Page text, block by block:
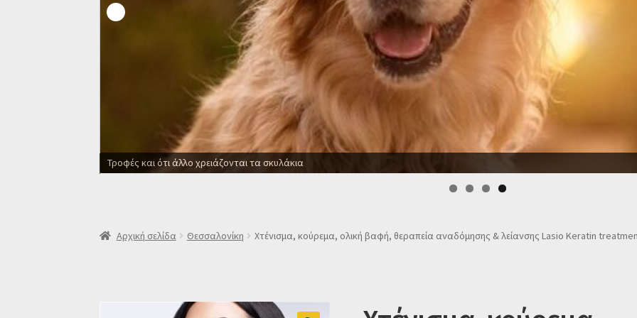
Τροφές και ότι άλλο χρειάζονται τα σκυλάκια
Αρχική σελίδα Θεσσαλονίκη Χτένισμα, κούρεμα, ολική βαφή, θεραπεία αναδόμησης & λείανσης Lasio Keratin